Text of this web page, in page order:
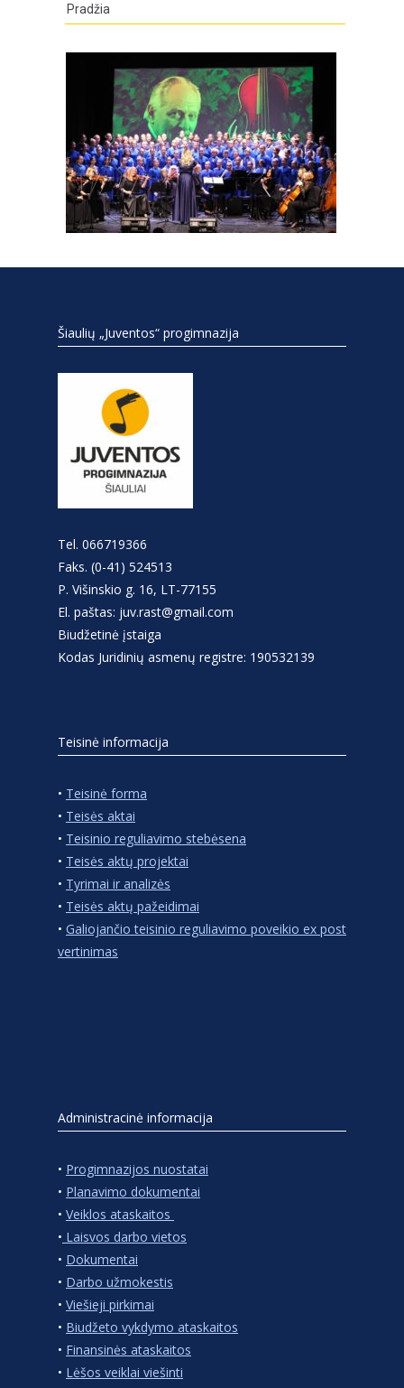
Pradžia
Šiaulių „Juventos“ progimnazija
Tel. 066719366
Faks. (0-41) 524513
P. Višinskio g. 16, LT-77155
El. paštas: juv.rast@gmail.com
Biudžetinė įstaiga
Kodas Juridinių asmenų registre: 190532139
Teisinė informacija
• Teisinė forma
• Teisės aktai
• Teisinio reguliavimo stebėsena
• Teisės aktų projektai
• Tyrimai ir analizės
• Teisės aktų pažeidimai
• Galiojančio teisinio reguliavimo poveikio ex post
vertinimas
Administracinė informacija
• Progimnazijos nuostatai
• Planavimo dokumentai
• Veiklos ataskaitos
• Laisvos darbo vietos
• Dokumentai
• Darbo užmokestis
• Viešieji pirkimai
• Biudžeto vykdymo ataskaitos
• Finansinės ataskaitos
• Lėšos veiklai viešinti